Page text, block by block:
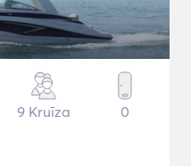
9 Kruīza 0